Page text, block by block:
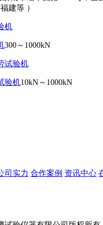
建等 ）
300～1000kN
验机10kN～1000kN
司实力 合作案例 资讯中心